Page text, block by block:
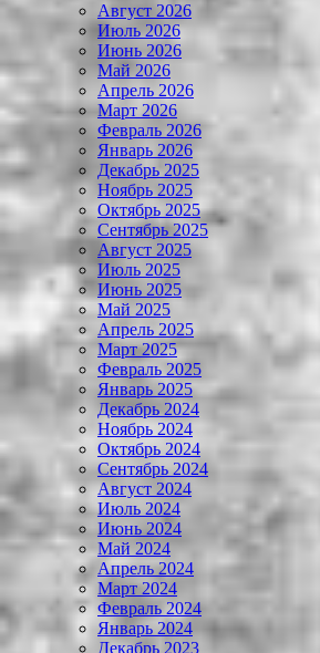
Август 2026
Июль 2026
Июнь 2026
Май 2026
Апрель 2026
Март 2026
Февраль 2026
Январь 2026
Декабрь 2025
Ноябрь 2025
Октябрь 2025
Сентябрь 2025
Август 2025
Июль 2025
Июнь 2025
Май 2025
Апрель 2025
Март 2025
Февраль 2025
Январь 2025
Декабрь 2024
Ноябрь 2024
Октябрь 2024
Сентябрь 2024
Август 2024
Июль 2024
Июнь 2024
Май 2024
Апрель 2024
Март 2024
Февраль 2024
Январь 2024
Декабрь 2023